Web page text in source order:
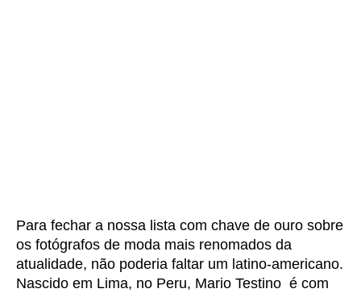
Para fechar a nossa lista com chave de ouro sobre
os fotógrafos de moda mais renomados da
atualidade, não poderia faltar um latino-americano.
Nascido em Lima, no Peru, Mario Testino é com